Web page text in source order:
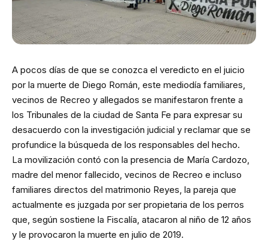
A pocos días de que se conozca el veredicto en el juicio
por la muerte de Diego Román, este mediodía familiares,
vecinos de Recreo y allegados se manifestaron frente a
los Tribunales de la ciudad de Santa Fe para expresar su
desacuerdo con la investigación judicial y reclamar que se
profundice la búsqueda de los responsables del hecho.
La movilización contó con la presencia de María Cardozo,
madre del menor fallecido, vecinos de Recreo e incluso
familiares directos del matrimonio Reyes, la pareja que
actualmente es juzgada por ser propietaria de los perros
que, según sostiene la Fiscalía, atacaron al niño de 12 años
y le provocaron la muerte en julio de 2019.